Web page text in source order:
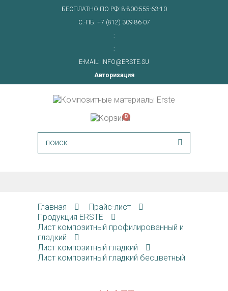
БЕСПЛАТНО ПО РФ: 8-800-555-63-10
С.-ПБ: +7 (812) 309-86-07
:
:
E-MAIL:
INFO@ERSTE.SU
Авторизация
0
Главная
Прайс-лист
Продукция ERSTE
Лист композитный профилированный и
гладкий
Лист композитный гладкий
Лист композитный гладкий бесцветный